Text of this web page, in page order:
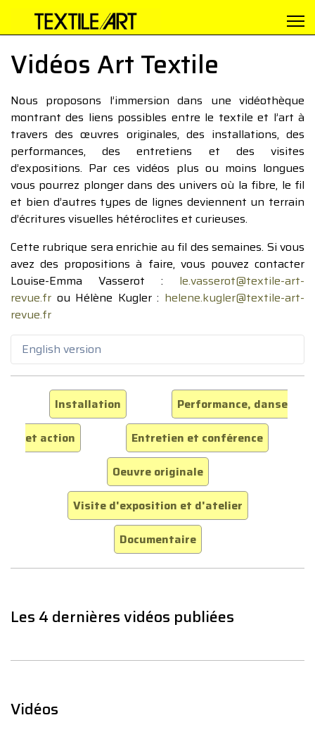
Vidéos Art Textile
Nous proposons l’immersion dans une vidéothèque
montrant des liens possibles entre le textile et l’art à
travers des œuvres originales, des installations, des
performances, des entretiens et des visites
d’expositions. Par ces vidéos plus ou moins longues
vous pourrez plonger dans des univers où la fibre, le fil
et bien d’autres types de lignes deviennent un terrain
d’écritures visuelles hétéroclites et curieuses.
Cette rubrique sera enrichie au fil des semaines. Si vous
avez des propositions à faire, vous pouvez contacter
Louise-Emma Vasserot : le.vasserot@textile-art-
revue.fr ou Hélène Kugler : helene.kugler@textile-art-
revue.fr
English version
Installation
Performance, danse
et action
Entretien et conférence
Oeuvre originale
Visite d'exposition et d'atelier
Documentaire
Les 4 dernières vidéos publiées
Vidéos